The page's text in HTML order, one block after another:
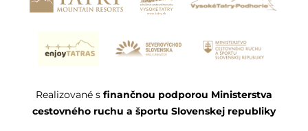
Realizované s finančnou podporou Ministerstva
cestovného ruchu a športu Slovenskej republiky